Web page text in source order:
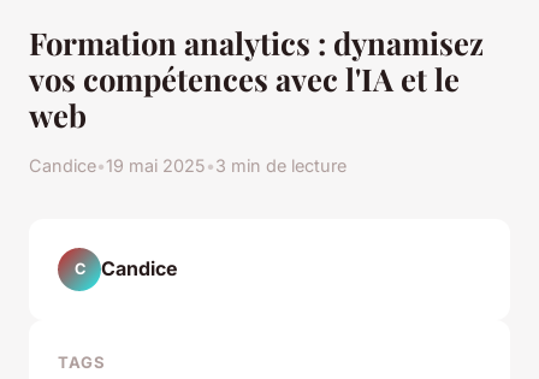
Formation analytics : dynamisez
vos compétences avec l'IA et le
web
Candice•19 mai 2025•3 min de lecture
C Candice
TAGS